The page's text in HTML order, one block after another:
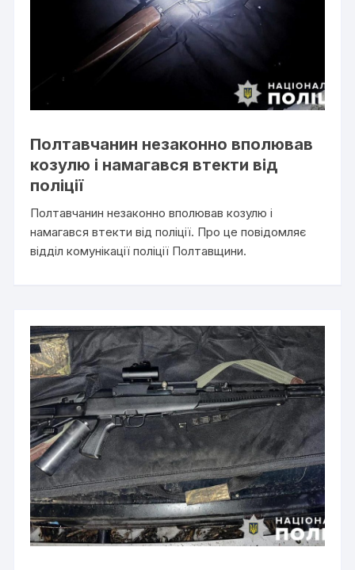
Полтавчанин незаконно вполював
козулю і намагався втекти від
поліції
Полтавчанин незаконно вполював козулю і
намагався втекти від поліції. Про це повідомляє
відділ комунікації поліції Полтавщини.